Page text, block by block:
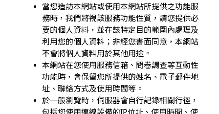
當您造訪本網站或使用本網站所提供之功能服
務時，我們將視該服務功能性質，請您提供必
要的個人資料，並在該特定目的範圍內處理及
利用您的個人資料；非經您書面同意，本網站
不會將個人資料用於其他用途。
本網站在您使用服務信箱、問卷調查等互動性
功能時，會保留您所提供的姓名、電子郵件地
址、聯絡方式及使用時間等。
於一般瀏覽時，伺服器會自行記錄相關行徑，